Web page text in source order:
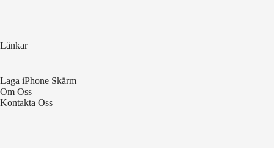
Länkar
Laga iPhone Skärm
Om Oss
Kontakta Oss